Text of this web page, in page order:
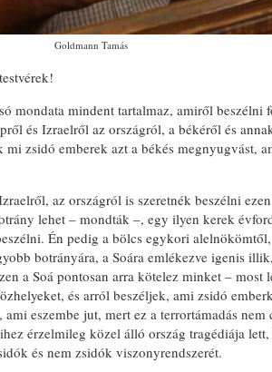
Goldmann Tamás
mondata mindent tartalmaz, amiről beszélni
és Izraelről az országról, a békéről és
zsidó emberek azt a békés megnyugvást,
az országról is szeretnék beszélni
lehet – mondták –, egy ilyen kerek
Én pedig a bölcs egykori
botrányára, a Soára emlékezve igenis
a Soá pontosan arra kötelez minket – most
és arról beszéljek, ami zsidó
eszembe jut, mert ez a terrortámadás nem
érzelmileg közel álló ország tragédiája lett,
és nem zsidók viszonyrendszerét.